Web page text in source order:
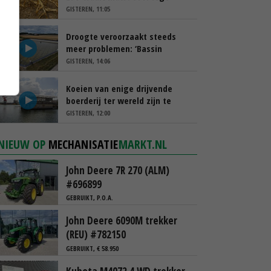
schappen
GISTEREN, 11:05
Droogte veroorzaakt steeds
meer problemen: ‘Bassin
afgelopen week al leeg’
GISTEREN, 14:06
Koeien van enige drijvende
boerderij ter wereld zijn te
koop
GISTEREN, 12:00
OP MECHANISATIEMARKT.NL
John Deere 7R 270 (ALM)
#696899
GEBRUIKT, P.O.A.
John Deere 6090M trekker
(REU) #782150
GEBRUIKT, € 58.950